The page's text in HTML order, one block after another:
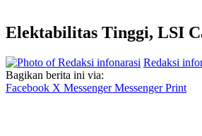
Elektabilitas Tinggi, LSI
Redaksi
Bagikan berita ini via:
Facebook X Messenger Messenger Print